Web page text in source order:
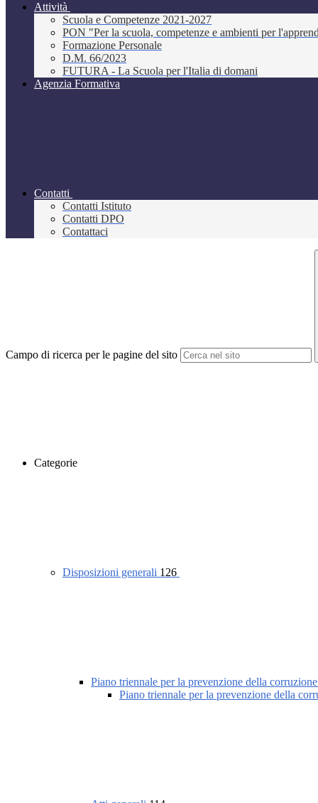
Attività
Scuola e Competenze 2021-2027
PON "Per la scuola, competenze e ambienti per
Formazione Personale
D.M. 66/2023
FUTURA - La Scuola per l'Italia di domani
Agenzia Formativa
Contatti
Contatti Istituto
Contatti DPO
Contattaci
Campo di ricerca per le pagine del sito
Categorie
Disposizioni generali 126
Piano triennale per la prevenzione della
Piano triennale per la prevenzione della